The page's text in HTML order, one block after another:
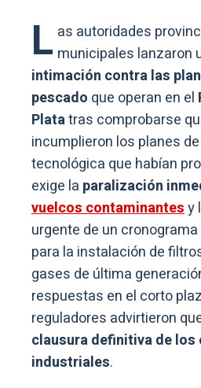
L as autoridades
municipales lanzaron
intimación contra las
pescado que operan en el
Platatras comprobarse
incumplieron los planes
tecnológica que habían
exige la paralización
vuelcos contaminantesy
urgente de un
para la instalación de
gases de última
respuestas en el corto
reguladores advirtieron
clausura definitiva de
industriales.